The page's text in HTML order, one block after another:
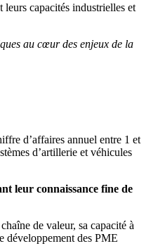
capacités industrielles et
au cœur des enjeux de la
d’affaires annuel entre 1 et
d’artillerie et véhicules
leur connaissance fine de
de valeur, sa capacité à
développement des PME